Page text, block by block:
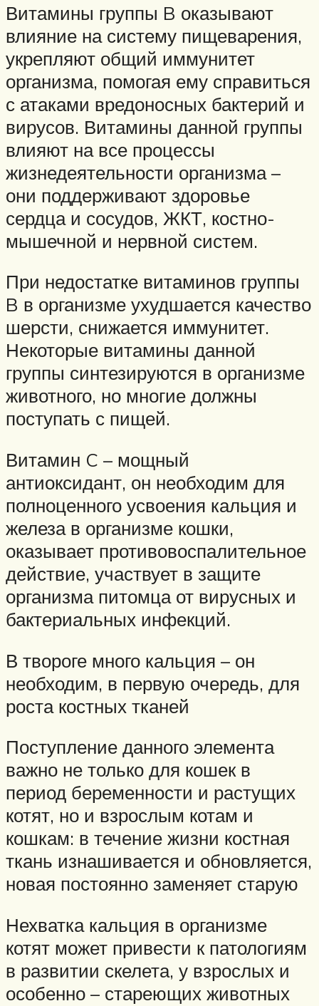
Витамины группы B оказывают
влияние на систему пищеварения,
укрепляют общий иммунитет
организма, помогая ему справиться
с атаками вредоносных бактерий и
вирусов. Витамины данной группы
влияют на все процессы
жизнедеятельности организма –
они поддерживают здоровье
сердца и сосудов, ЖКТ, костно-
мышечной и нервной систем.
При недостатке витаминов группы
B в организме ухудшается качество
шерсти, снижается иммунитет.
Некоторые витамины данной
группы синтезируются в организме
животного, но многие должны
поступать с пищей.
Витамин C – мощный
антиоксидант, он необходим для
полноценного усвоения кальция и
железа в организме кошки,
оказывает противовоспалительное
действие, участвует в защите
организма питомца от вирусных и
бактериальных инфекций.
В твороге много кальция – он
необходим, в первую очередь, для
роста костных тканей
Поступление данного элемента
важно не только для кошек в
период беременности и растущих
котят, но и взрослым котам и
кошкам: в течение жизни костная
ткань изнашивается и обновляется,
новая постоянно заменяет старую
Нехватка кальция в организме
котят может привести к патологиям
в развитии скелета, у взрослых и
особенно – стареющих животных